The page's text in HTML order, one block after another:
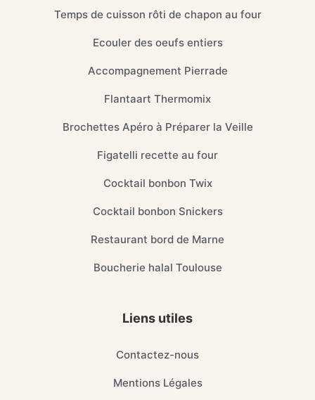
Temps de cuisson rôti de chapon au four
Ecouler des oeufs entiers
Accompagnement Pierrade
Flantaart Thermomix
Brochettes Apéro à Préparer la Veille
Figatelli recette au four
Cocktail bonbon Twix
Cocktail bonbon Snickers
Restaurant bord de Marne
Boucherie halal Toulouse
Liens utiles
Contactez-nous
Mentions Légales